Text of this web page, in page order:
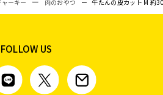
ャーキー 肉のおやつ 牛たんの皮カット M 約
FOLLOW US